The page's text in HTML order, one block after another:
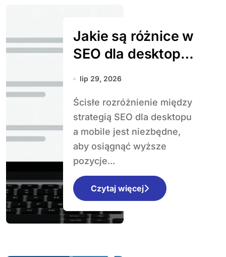
Jakie są różnice w
SEO dla desktopu
i mobile
lip 29, 2026
Ścisłe rozróżnienie między
strategią SEO dla desktopu
a mobile jest niezbędne,
aby osiągnąć wyższe
pozycje...
Czytaj więcej